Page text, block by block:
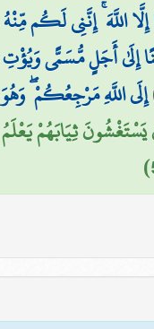
إِلَّا اللَّهَ ۚ إِنَّنِي لَكُم مِّنْهُ
إِلَىٰ أَجَلٍ مُّسَمًّى وَيُؤْتِ
إِلَى اللَّهِ مَرْجِعُكُمْ ۖ وَهُوَ
ثِيَابَهُمْ يَعْلَمُ